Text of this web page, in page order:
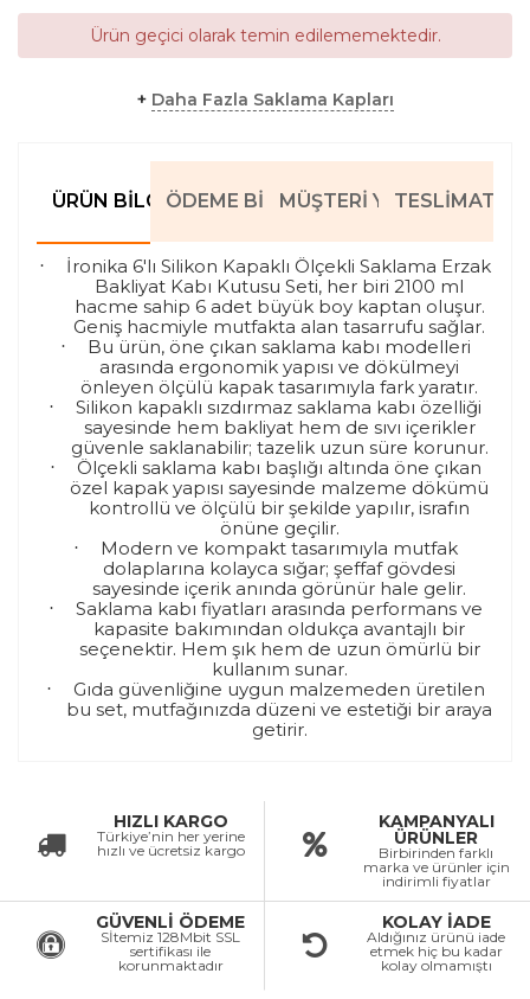
Ürün geçici olarak temin edilememektedir.
+ Daha Fazla Saklama Kapları
ÜRÜN BILGILERIÖDEME BILGILERIMÜŞTERI YORUMLARI
TESLIMAT
·
İronika 6'lı Silikon Kapaklı Ölçekli Saklama Erzak
Bakliyat Kabı Kutusu Seti, her biri 2100 ml
hacme sahip 6 adet büyük boy kaptan oluşur.
Geniş hacmiyle mutfakta alan tasarrufu sağlar.
·
Bu ürün, öne çıkan saklama kabı modelleri
arasında ergonomik yapısı ve dökülmeyi
önleyen ölçülü kapak tasarımıyla fark yaratır.
·
Silikon kapaklı sızdırmaz saklama kabı özelliği
sayesinde hem bakliyat hem de sıvı içerikler
güvenle saklanabilir; tazelik uzun süre korunur.
·
Ölçekli saklama kabı başlığı altında öne çıkan
özel kapak yapısı sayesinde malzeme dökümü
kontrollü ve ölçülü bir şekilde yapılır, israfın
önüne geçilir.
·
Modern ve kompakt tasarımıyla mutfak
dolaplarına kolayca sığar; şeffaf gövdesi
sayesinde içerik anında görünür hale gelir.
·
Saklama kabı fiyatları arasında performans ve
kapasite bakımından oldukça avantajlı bir
seçenektir. Hem şık hem de uzun ömürlü bir
kullanım sunar.
·
Gıda güvenliğine uygun malzemeden üretilen
bu set, mutfağınızda düzeni ve estetiği bir araya
getirir.
HIZLI KARGO
Türkiye’nin her yerine
hızlı ve ücretsiz kargo
KAMPANYALI
ÜRÜNLER
Birbirinden farklı
marka ve ürünler için
indirimli fiyatlar
GÜVENLİ ÖDEME
Sİtemiz 128Mbit SSL
sertifikası ile
korunmaktadır
KOLAY İADE
Aldığınız ürünü iade
etmek hiç bu kadar
kolay olmamıştı